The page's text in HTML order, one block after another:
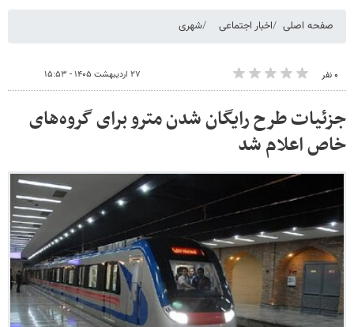
صفحه اصلی اخبار اجتماعی شهری
۰ نفر ۲۷ اردیبهشت ۱۴۰۵ - ۱۵:۵۳
جزئیات طرح رایگان شدن مترو برای گروه‌های
خاص اعلام شد